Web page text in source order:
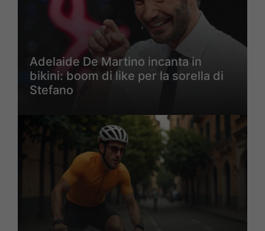
Adelaide De Martino incanta in
bikini: boom di like per la sorella di
Stefano